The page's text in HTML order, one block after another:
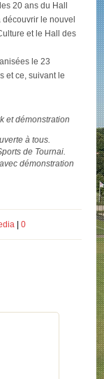
20 ans du Hall
le nouvel
et le Hall des
le 23
et ce, suivant le
et démonstration
à tous.
de Tournai.
démonstration
|0